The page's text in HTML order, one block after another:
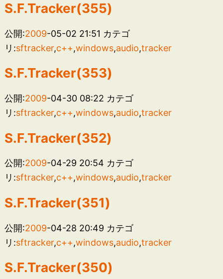
S.F.Tracker(355)
公開:2009-05-02 21:51 カテゴ
リ:sftracker,c++,windows,audio,tracker
S.F.Tracker(353)
公開:2009-04-30 08:22 カテゴ
リ:sftracker,c++,windows,audio,tracker
S.F.Tracker(352)
公開:2009-04-29 20:54 カテゴ
リ:sftracker,c++,windows,audio,tracker
S.F.Tracker(351)
公開:2009-04-28 20:49 カテゴ
リ:sftracker,c++,windows,audio,tracker
S.F.Tracker(350)